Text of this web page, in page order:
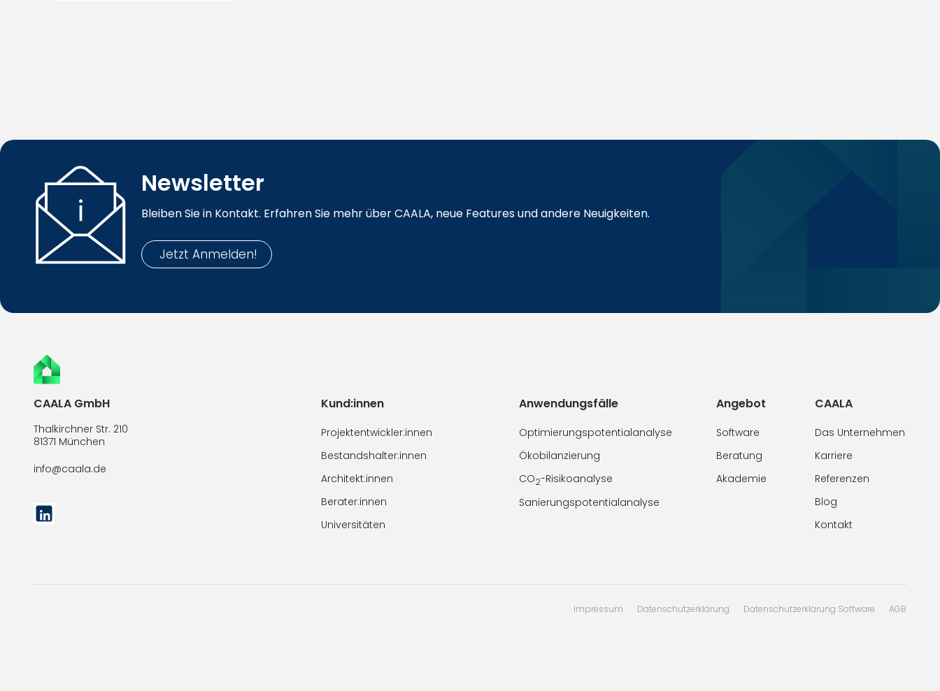
Newsletter
Bleiben Sie in Kontakt. Erfahren Sie mehr über CAALA, neue Features und andere Neuigkeiten.
Jetzt Anmelden!
CAALA GmbH
Thalkirchner Str. 210
81371 München
info@caala.de
Kund:innen
Projektentwickler:innen
Bestandshalter:innen
Architekt:innen
Berater:innen
Universitäten
Anwendungsfälle
Optimierungspotentialanalyse
Ökobilanzierung
CO2-Risikoanalyse
Sanierungspotentialanalyse
Angebot
Software
Beratung
Akademie
CAALA
Das Unternehmen
Karriere
Referenzen
Blog
Kontakt
Impressum Datenschutzerklärung Datenschutzerklärung Software AGB